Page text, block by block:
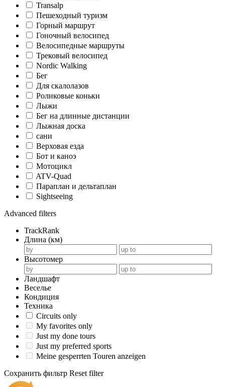
Transalp
Пешеходный туризм
Горный маршрут
Гоночный велосипед
Велосипедные маршруты
Трековый велосипед
Nordic Walking
Бег
Для скалолазов
Роликовые коньки
Лыжи
Бег на длинные дистанции
Лыжная доска
сани
Верховая езда
Бот и каноэ
Мотоцикл
ATV-Quad
Параплан и дельтаплан
Sightseeing
Advanced filters
TrackRank
Длина (км)
Высотомер
Ландшафт
Веселье
Кондиция
Техника
Circuits only
My favorites only
Just my done tours
Just my preferred sports
Meine gesperrten Touren anzeigen
Сохранить фильтр Reset filter